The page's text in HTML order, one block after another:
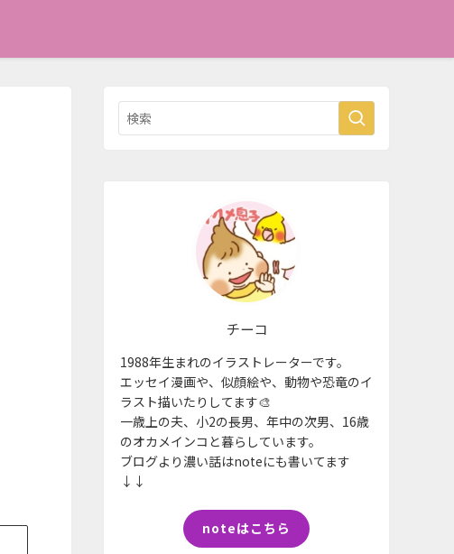
チーコ
1988年生まれのイラストレーターです。
エッセイ漫画や、似顔絵や、動物や恐竜のイ
ラスト描いたりしてます🎨
一歳上の夫、小2の長男、年中の次男、16歳
のオカメインコと暮らしています。
ブログより濃い話はnoteにも書いてます
↓↓
noteはこちら